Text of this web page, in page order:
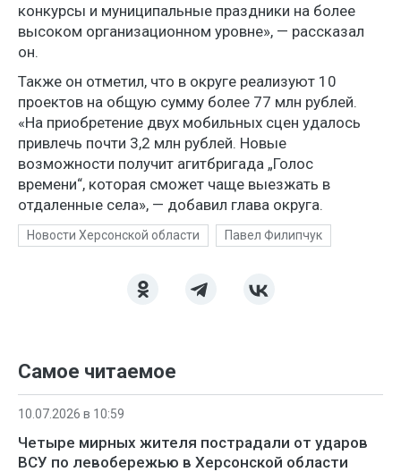
конкурсы и муниципальные праздники на более
высоком организационном уровне», — рассказал
он.
Также он отметил, что в округе реализуют 10
проектов на общую сумму более 77 млн рублей.
«На приобретение двух мобильных сцен удалось
привлечь почти 3,2 млн рублей. Новые
возможности получит агитбригада „Голос
времени“, которая сможет чаще выезжать в
отдаленные села», — добавил глава округа.
Новости Херсонской области Павел Филипчук
Самое читаемое
10.07.2026 в 10:59
Четыре мирных жителя пострадали от ударов
ВСУ по левобережью в Херсонской области